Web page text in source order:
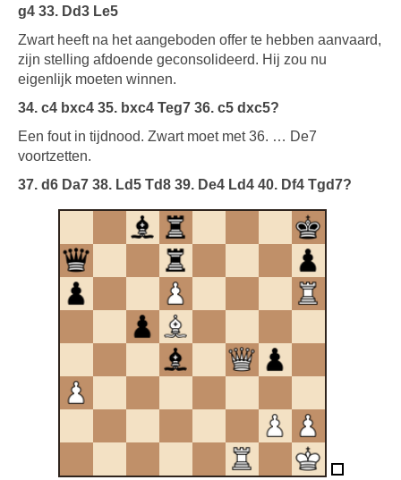
g4 33. Dd3 Le5
Zwart heeft na het aangeboden offer te hebben aanvaard,
zijn stelling afdoende geconsolideerd. Hij zou nu
eigenlijk moeten winnen.
34. c4 bxc4 35. bxc4 Teg7 36. c5 dxc5?
Een fout in tijdnood. Zwart moet met 36. … De7
voortzetten.
37. d6 Da7 38. Ld5 Td8 39. De4 Ld4 40. Df4 Tgd7?